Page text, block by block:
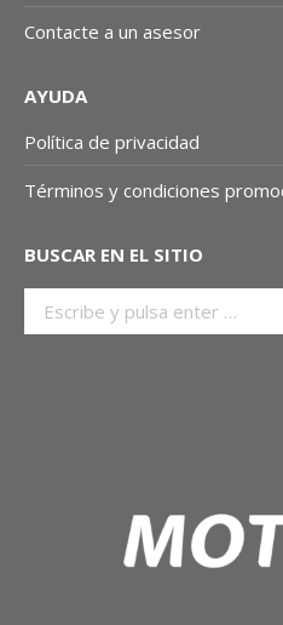
Contacte a un asesor
AYUDA
Política de privacidad
Términos y condiciones
BUSCAR EN EL SITIO